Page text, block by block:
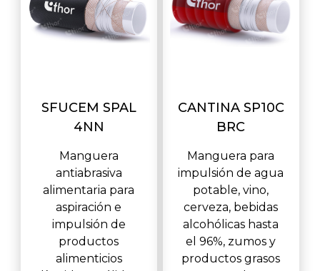
SFUCEM SPAL
4NN
Manguera
antiabrasiva
alimentaria para
aspiración e
impulsión de
productos
alimenticios
CANTINA SP10C
BRC
Manguera para
impulsión de agua
potable, vino,
cerveza, bebidas
alcohólicas hasta
el 96%, zumos y
productos grasos